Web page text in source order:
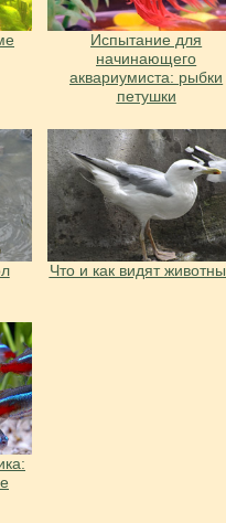
Испытание для
начинающего
аквариумиста: рыбки
петушки
Что и как видят